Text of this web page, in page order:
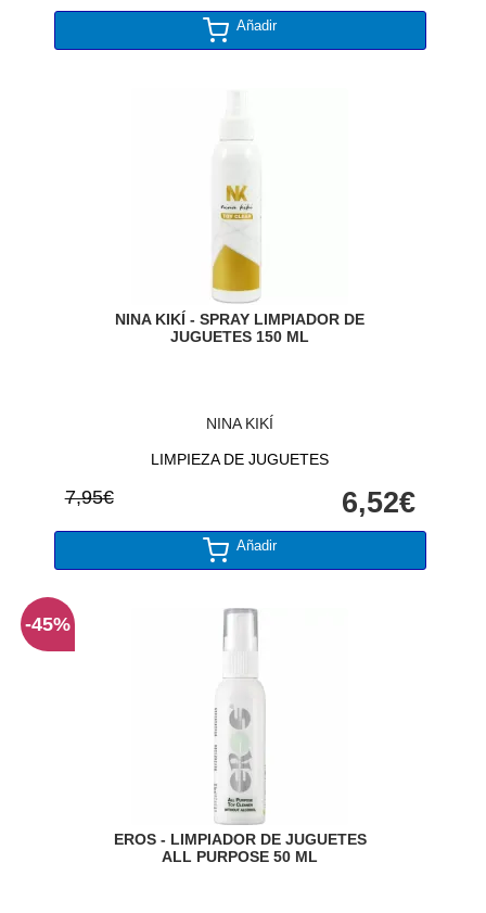
Añadir
NINA KIKÍ - SPRAY LIMPIADOR DE
JUGUETES 150 ML
NINA KIKÍ
LIMPIEZA DE JUGUETES
7,95€ 6,52€
Añadir
EROS - LIMPIADOR DE JUGUETES
ALL PURPOSE 50 ML
-45%